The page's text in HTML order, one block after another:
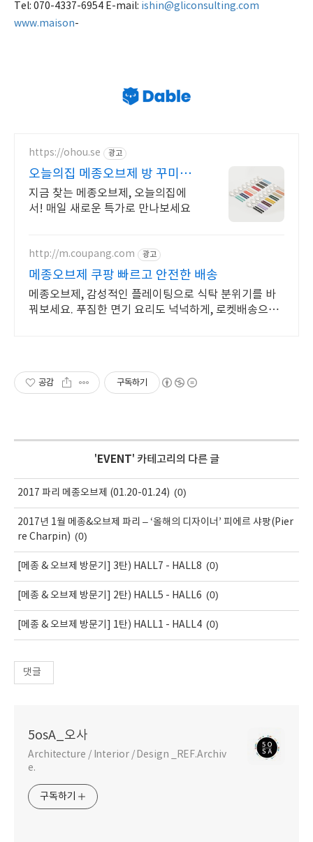
Tel: 070-4337-6954 E-mail: ishin@gliconsulting.com
www.maison-
https://ohou.se 광고
오늘의집 메종오브제 방 꾸미기
필수앱, 오늘의집
지금 찾는 메종오브제, 오늘의집에
서! 매일 새로운 특가로 만나보세요
http://m.coupang.com 광고
메종오브제 쿠팡 빠르고 안전한 배송
메종오브제, 감성적인 플레이팅으로 식탁 분위기를 바
꿔보세요. 푸짐한 면기 요리도 넉넉하게, 로켓배송으로
공감 구독하기
' EVENT' 카테고리의 다른 글
2017 파리 메종오브제 (01.20-01.24) (0)
2017년 1월 메종&오브제 파리 – ‘올해의 디자이너’ 피에르 샤팡(Pier
re Charpin) (0)
[메종 & 오브제 방문기] 3탄) HALL7 - HALL8 (0)
[메종 & 오브제 방문기] 2탄) HALL5 - HALL6 (0)
[메종 & 오브제 방문기] 1탄) HALL1 - HALL4 (0)
댓글
5osA_오사
Architecture / Interior / Design _REF.Archiv
e.
구독하기